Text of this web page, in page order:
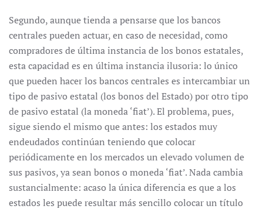
Segundo, aunque tienda a pensarse que los bancos
centrales pueden actuar, en caso de necesidad, como
compradores de última instancia de los bonos estatales,
esta capacidad es en última instancia ilusoria: lo único
que pueden hacer los bancos centrales es intercambiar un
tipo de pasivo estatal (los bonos del Estado) por otro tipo
de pasivo estatal (la moneda ‘fiat’). El problema, pues,
sigue siendo el mismo que antes: los estados muy
endeudados continúan teniendo que colocar
periódicamente en los mercados un elevado volumen de
sus pasivos, ya sean bonos o moneda ‘fiat’. Nada cambia
sustancialmente: acaso la única diferencia es que a los
estados les puede resultar más sencillo colocar un título